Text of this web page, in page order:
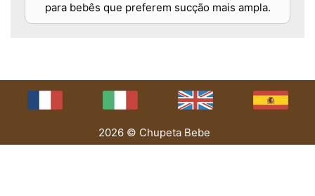
para bebês que preferem sucção mais ampla.
2026 © Chupeta Bebe